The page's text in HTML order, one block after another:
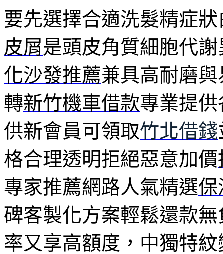
要先選擇合適洗髮精症
皮屑是頭皮角質細胞代
化沙發推薦兼具高耐磨
轉新竹機車借款專業提
供新會員可領取竹北借錢
格合理透明拒絕惡意加價
專家推薦網路人氣精選保
碑客製化方案輕鬆還款
率又享高額度，中獨特